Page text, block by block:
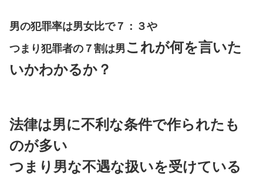
男の犯罪率は男女比で７：３や
つまり犯罪者の７割は男 これが何を言いた
いかわかるか？
法律は男に不利な条件で作られたも
のが多い
つまり男な不遇な扱いを受けている